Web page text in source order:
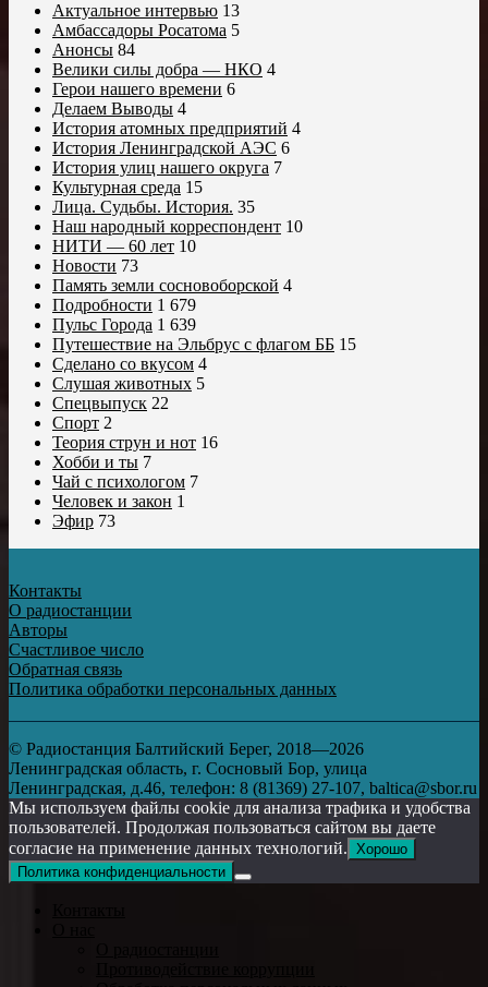
Актуальное интервью 13
Амбассадоры Росатома 5
Анонсы 84
Велики силы добра — НКО 4
Герои нашего времени 6
Делаем Выводы 4
История атомных предприятий 4
История Ленинградской АЭС 6
История улиц нашего округа 7
Культурная среда 15
Лица. Судьбы. История. 35
Наш народный корреспондент 10
НИТИ — 60 лет 10
Новости 73
Память земли сосновоборской 4
Подробности 1 679
Пульс Города 1 639
Путешествие на Эльбрус с флагом ББ 15
Сделано со вкусом 4
Слушая животных 5
Спецвыпуск 22
Спорт 2
Теория струн и нот 16
Хобби и ты 7
Чай с психологом 7
Человек и закон 1
Эфир 73
Контакты
О радиостанции
Авторы
Счастливое число
Обратная связь
Политика обработки персональных данных
© Радиостанция Балтийский Берег, 2018—2026
Ленинградская область, г. Сосновый Бор, улица
Ленинградская, д.46, телефон: 8 (81369) 27-107, baltica@sbor.ru
Мы используем файлы cookie для анализа трафика и удобства
пользователей. Продолжая пользоваться сайтом вы даете
согласие на применение данных технологий. Хорошо
Политика конфиденциальности